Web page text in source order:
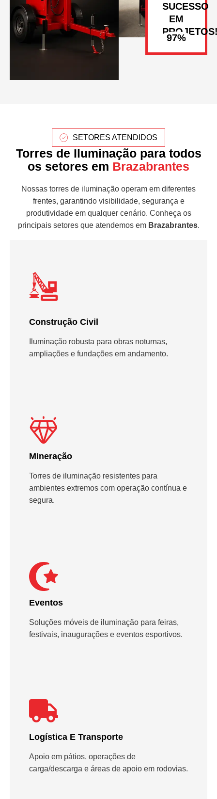
SUCESSO
EM
SETORES ATENDIDOS
Torres de Iluminação para todos
os setores em Brazabrantes
Nossas torres de iluminação operam em diferentes
frentes, garantindo visibilidade, segurança e
produtividade em qualquer cenário. Conheça os
principais setores que atendemos em Brazabrantes.
Construção Civil
Iluminação robusta para obras noturnas,
ampliações e fundações em andamento.
Mineração
Torres de iluminação resistentes para
ambientes extremos com operação contínua e
segura.
Eventos
Soluções móveis de iluminação para feiras,
festivais, inaugurações e eventos esportivos.
Logística E Transporte
Apoio em pátios, operações de
carga/descarga e áreas de apoio em rodovias.